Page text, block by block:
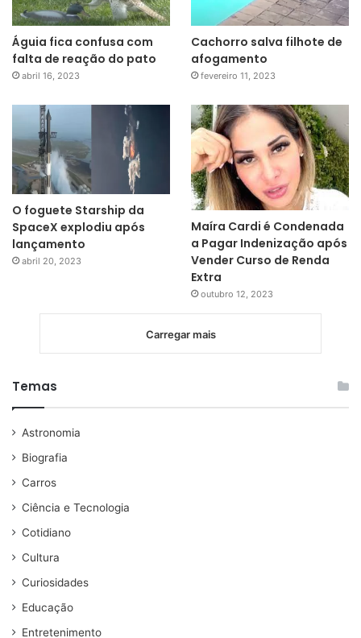
Águia fica confusa com
falta de reação do pato
abril 16, 2023
Cachorro salva filhote de
afogamento
fevereiro 11, 2023
O foguete Starship da
SpaceX explodiu após
lançamento
abril 20, 2023
Maíra Cardi é Condenada
a Pagar Indenização após
Vender Curso de Renda
Extra
outubro 12, 2023
Carregar mais
Temas
Astronomia
Biografia
Carros
Ciência e Tecnologia
Cotidiano
Cultura
Curiosidades
Educação
Entretenimento